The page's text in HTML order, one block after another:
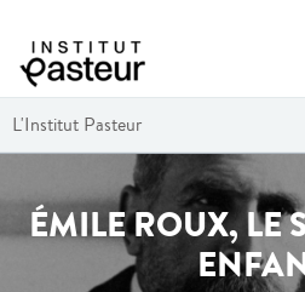
L'Institut Pasteur
ÉMILE ROUX, LE